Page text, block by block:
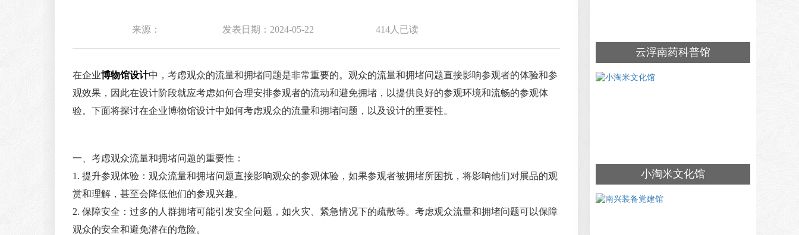
来源： 发表日期：2024-05-22 414人已读
在企业博物馆设计中，考虑观众的流量和拥堵问题是非常重要的。观众的流量和拥堵问题直接影响参观者的体验和参
观效果，因此在设计阶段就应考虑如何合理安排参观者的流动和避免拥堵，以提供良好的参观环境和流畅的参观体
验。下面将探讨在企业博物馆设计中如何考虑观众的流量和拥堵问题，以及设计的重要性。
一、考虑观众流量和拥堵问题的重要性：
1. 提升参观体验：观众流量和拥堵问题直接影响观众的参观体验，如果参观者被拥堵所困扰，将影响他们对展品的观
赏和理解，甚至会降低他们的参观兴趣。
2. 保障安全：过多的人群拥堵可能引发安全问题，如火灾、紧急情况下的疏散等。考虑观众流量和拥堵问题可以保障
观众的安全和避免潜在的危险。
云浮南药科普馆
小淘米文化馆